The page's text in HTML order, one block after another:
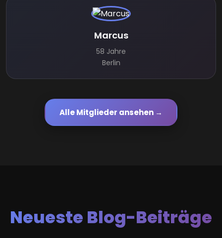
Marcus
58 Jahre
Berlin
Alle Mitglieder ansehen →
Neueste Blog-Beiträge